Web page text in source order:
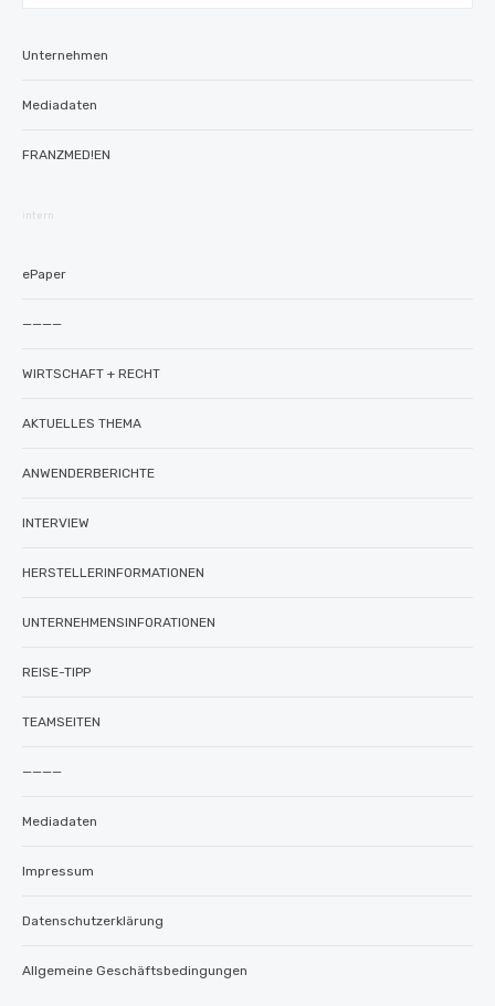
Unternehmen
Mediadaten
FRANZMED!EN
intern
ePaper
————
WIRTSCHAFT + RECHT
AKTUELLES THEMA
ANWENDERBERICHTE
INTERVIEW
HERSTELLERINFORMATIONEN
UNTERNEHMENSINFORATIONEN
REISE-TIPP
TEAMSEITEN
————
Mediadaten
Impressum
Datenschutzerklärung
Allgemeine Geschäftsbedingungen